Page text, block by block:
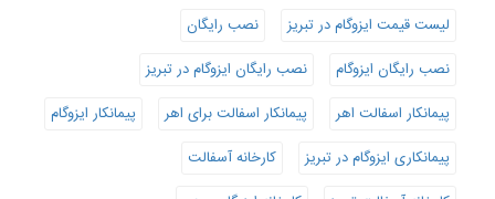
لیست قیمت ایزوگام در تبریز
نصب رایگان
نصب رایگان ایزوگام
نصب رایگان ایزوگام در تبریز
پیمانکار اسفالت اهر
پیمانکار اسفالت برای اهر
پیمانکار ایزوگام
پیمانکاری ایزوگام در تبریز
کارخانه آسفالت